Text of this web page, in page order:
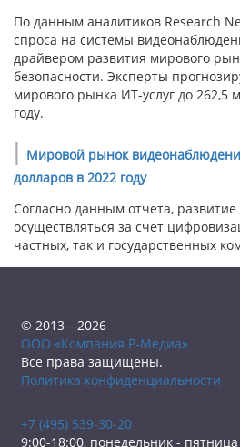
По данным аналитиков Research
спроса на системы
драйвером развития мирового
безопасности. Эксперты
мирового рынка ИТ-услуг до 262,5
году.
| Мировой рынок
долларов в 2022 году
Согласно данным отчета,
осуществляться за счет
частных, так и государственных
© 2013—2026
ООО «Компания Р-Медиа»
Все права защищены.
Политика конфиденциальности
+7 (495) 539-30-20
9:00-18:00, понедельник - пятница